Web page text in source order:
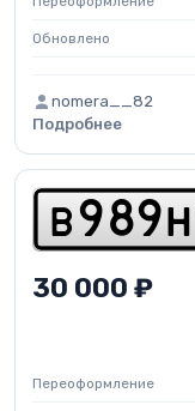
Обновлено
nomera__82
Подробнее
b 9 89 h
30 000 ₽
Переоформление